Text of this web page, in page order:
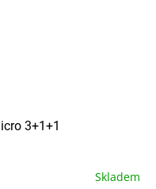
3+1+1
Skladem